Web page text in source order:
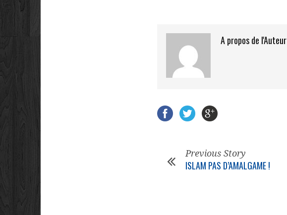
A propos de l'Auteur
Previous Story
ISLAM PAS D’AMALGAME !